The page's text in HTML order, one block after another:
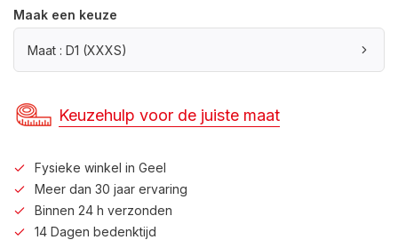
Maak een keuze
Maat : D1 (XXXS)
Keuzehulp voor de juiste maat
Fysieke winkel in Geel
Meer dan 30 jaar ervaring
Binnen 24 h verzonden
14 Dagen bedenktijd